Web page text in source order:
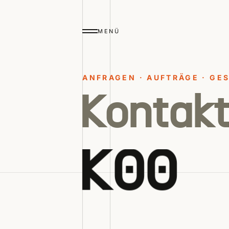
MENÜ
ANFRAGEN · AUFTRÄGE ·
K00